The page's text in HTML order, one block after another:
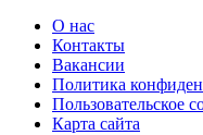
О нас
Контакты
Вакансии
Политика
Пользовательское
Карта сайта